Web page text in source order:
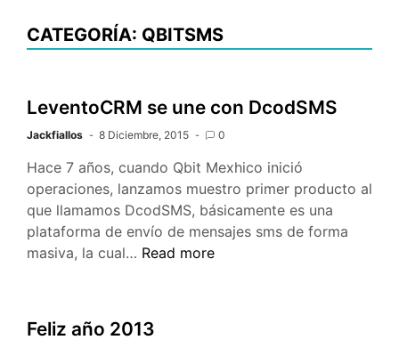
CATEGORÍA: QBITSMS
LeventoCRM se une con DcodSMS
Jackfiallos 8 Diciembre, 2015 0
Hace 7 años, cuando Qbit Mexhico inició
operaciones, lanzamos muestro primer producto al
que llamamos DcodSMS, básicamente es una
plataforma de envío de mensajes sms de forma
masiva, la cual… LeventoCRM
DcodSMS
Read more
Feliz año 2013